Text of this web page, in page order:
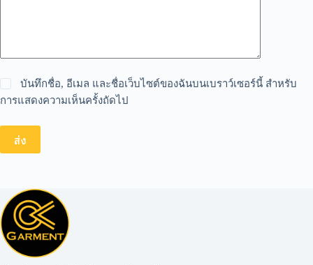
บันทึกชื่อ, อีเมล และชื่อเว็บไซต์ของฉันบนเบราว์เซอร์นี้ สำหรับ
การแสดงความเห็นครั้งถัดไป
ส่ง